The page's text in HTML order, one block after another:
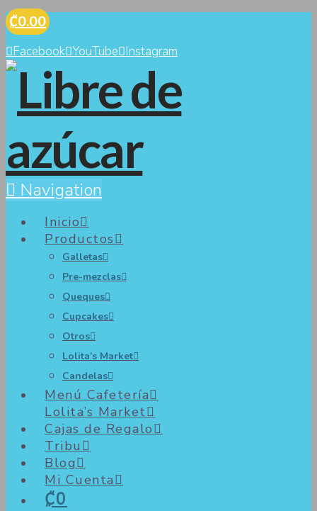
₡0.00
Facebook YouTube Instagram
Navigation
Inicio
Productos
Galletas
Pre-mezclas
Queques
Cupcakes
Otros
Lolita’s Market
Candelas
Menú Cafetería
Lolita’s Market
Cajas de Regalo
Tribu
Blog
Mi Cuenta
₡0